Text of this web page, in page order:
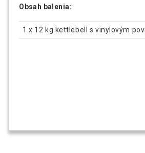
Obsah balenia:
1 x 12 kg kettlebell s vinylovým